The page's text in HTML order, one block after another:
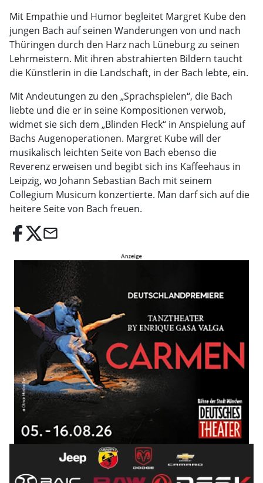
Mit Empathie und Humor begleitet Margret Kube den
jungen Bach auf seinen Wanderungen von und nach
Thüringen durch den Harz nach Lüneburg zu seinen
Lehrmeistern. Mit ihren abstrahierten Bildern taucht
die Künstlerin in die Landschaft, in der Bach lebte, ein.
Mit Andeutungen zu den „Sprachspielen“, die Bach
liebte und die er in seine Kompositionen verwob,
widmet sie sich dem „Blinden Fleck“ in Anspielung auf
Bachs Augenoperationen. Margret Kube will der
musikalisch leichten Seite von Bach ebenso die
Reverenz erweisen und begibt sich ins Kaffeehaus in
Leipzig, wo Johann Sebastian Bach mit seinem
Collegium Musicum konzertierte. Man darf sich auf die
heitere Seite von Bach freuen.
email